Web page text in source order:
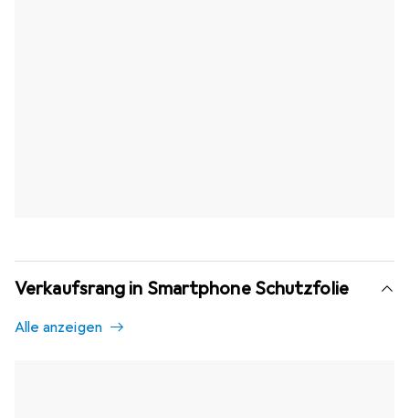
Verkaufsrang in Smartphone Schutzfolie
Alle anzeigen